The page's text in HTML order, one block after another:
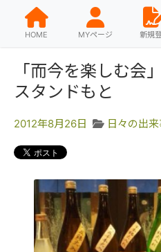
HOME MYページ 新規
「而今を楽しむ会
スタンドもと
2012年8月26日 日々の出